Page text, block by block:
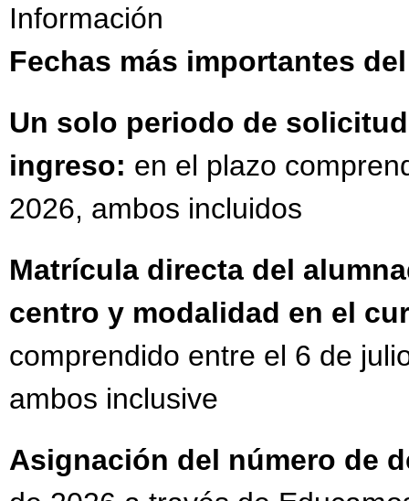
Información
Fechas más importantes
Un solo periodo de
ingreso: en el plazo
2026, ambos incluidos
Matrícula directa del
centro y modalidad en el
comprendido entre el 6 de
ambos inclusive
Asignación del número de